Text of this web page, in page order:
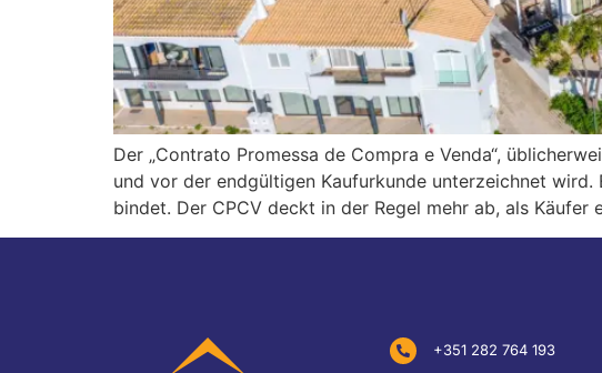
Der „Contrato Promessa de Compra e Venda“,
und vor der endgültigen Kaufurkunde unterzeichnet
bindet. Der CPCV deckt in der Regel mehr ab, als Käufer
+351 282 764 193